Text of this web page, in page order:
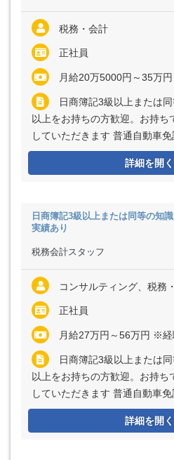
税務・会計
正社員
月給20万5000円～35万円 ※経験・能力など考慮
日商簿記3級以上または
以上をお持ちの方歓迎。お持ち
していただきます 普通自動車免
なPCスキル（Excel、Word）
詳細を開く
日商簿記3級以上または同等の知
実績あり
税務会計スタッフ
コンサルティング、税務
正社員
月給27万円～56万円 ※経験・能力など考慮の上、決定いたします ※上記に固
日商簿記3級以上または
以上をお持ちの方歓迎。お持ち
していただきます 普通自動車免
なPCスキル（Excel、Word）
詳細を開く